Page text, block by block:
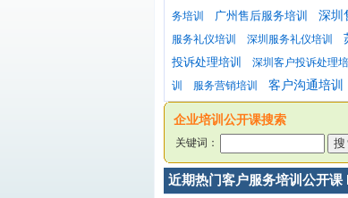
务培训
广州售后服务培训 深圳
服务礼仪培训
深圳服务礼仪培训
投诉处理培训
深圳客户投诉处理
训
服务营销培训 客户沟通培训
企业培训公开课搜索
关键词：
近期热门客户服务培训公开